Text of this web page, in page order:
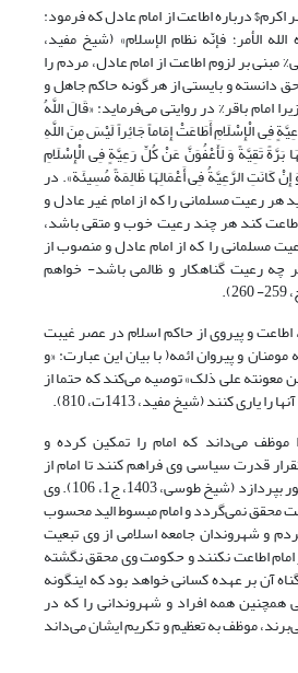
اکرم$ درباره اطاعت از امام عادل که فرمود:
الأمر؛ فإنّه نظام الإسلام» (شیخ مفید،
علی% مبنی بر لزوم اطاعت از امام عادل، مردم را
دانسته و بایستی از هر گونه حاکم جاهل و
امام باقر% در روایتی می‌فرماید: «قَالَ اللَّهُ
فِی الْإِسْلَامِ أَطَاعَتْ إِمَاماً جَائِراً لَیْسَ مِنَ اللَّهِ
بَرَّةً تَقِیَّةً وَ لَأَعْفُوَنَّ عَنْ کُلِّ رَعِیَّةٍ فِی الْإِسْلَامِ
إِنْ کَانَتِ الرَّعِیَّةُ فِی أَعْمَالِهَا ظَالِمَةً مُسِیئَة». در
هر رعیت مسلمانی را که از امام غیر عادل و
کند هر چند رعیت خوب و متقی باشد،
مسلمانی را که از امام عادل و منصوب از
چه رعیت گناهکار و ظالمی باشد- خواهم
و پیروی از حاکم اسلام در عصر غیبت
و پیروان ائمه( با بیان این عبارت: «و
معونته علی ذلک» توصیه می‌کند که حتما از
کنند (شیخ مفید، 1413ت، 810).
می‌داند که امام را تمکین کرده و
قدرت سیاسی وی فراهم کنند تا امام از
رهرو آن بتواند به تدبیر امور بپردازد (شیخ طوسی، 1403، ج1، 106). وی
محقق نمی‌گردد و امام مبسوط الید محسوب
و شهروندان جامعه اسلامی از وی تبعیت
امام اطاعت نکنند و حکومت وی محقق نگشته
آن بر عهده کسانی خواهد بود که اینگونه
همه افراد و شهروندانی را که در
موظف به تعظیم و تکریم ایشان می‌داند